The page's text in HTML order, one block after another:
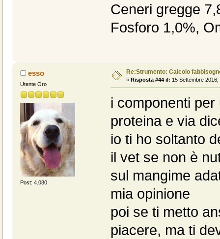
Ceneri gregge
Fosforo 1,0%,
esso
Utente Oro
Post: 4.080
Re:Strumento: Calcolo
« Risposta #44 il: 15 Settembre 2016,
i componenti
proteina e via
io ti ho soltanto
il vet se non è
sul mangime
mia opinione
poi se ti metto
piacere, ma ti